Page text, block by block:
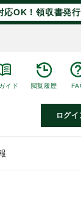
応OK！領収書発
イド 閲覧履歴
ログイ